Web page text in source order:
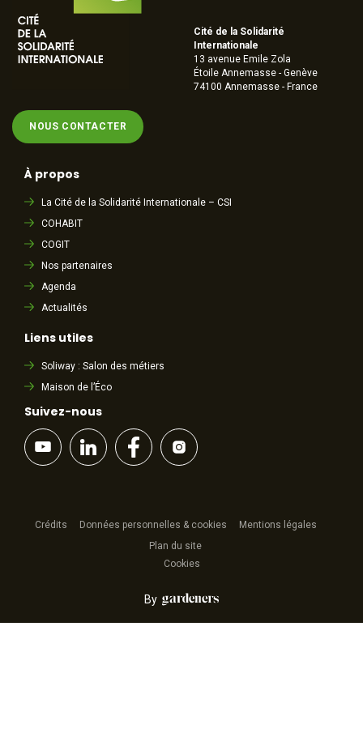
NOUS CONTACTER
Cité de la Solidarité
Internationale
13 avenue Emile Zola
Étoile Annemasse - Genève
74100 Annemasse - France
À propos
La Cité de la Solidarité Internationale – CSI
COHABIT
COGIT
Nos partenaires
Agenda
Actualités
Liens utiles
Soliway : Salon des métiers
Maison de l’Éco
Suivez-nous
Crédits Données personnelles & cookies
Mentions légales
Plan du site
Cookies
By